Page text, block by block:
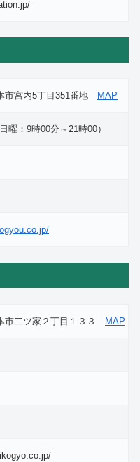
市宮内5丁目351番地 MAP
曜：9時00分～21時00）
市二ツ家２丁目１３３ MAP